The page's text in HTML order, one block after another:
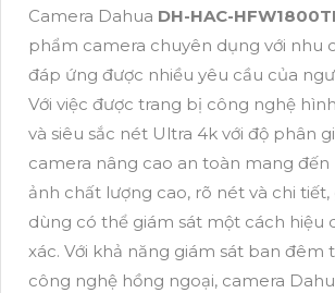
Camera Dahua DH-HAC-
phẩm camera chuyên dụng với nhu
đáp ứng được nhiều yêu cầu của
Với việc được trang bị công nghệ
và siêu sắc nét Ultra 4k với độ phân
camera nâng cao an toàn mang
ảnh chất lượng cao, rõ nét và chi
dùng có thể giám sát một cách hiệu
xác. Với khả năng giám sát ban đêm
công nghệ hồng ngoại, camera